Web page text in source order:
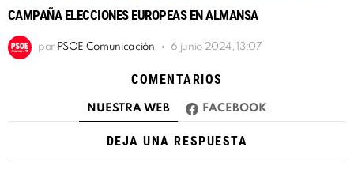
CAMPAÑA ELECCIONES EUROPEAS EN ALMANSA
por PSOE Comunicación 6 junio 2024, 13:07
COMENTARIOS
NUESTRA WEB FACEBOOK
DEJA UNA RESPUESTA